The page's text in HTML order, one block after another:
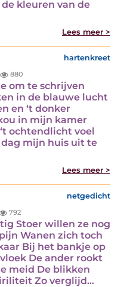
kleuren van de
Lees meer >
hartenkreet
880
om te schrijven
in de blauwe lucht
en ‘t donker
in mijn kamer
ochtendlicht voel
mijn huis uit te
Lees meer >
netgedicht
792
Stoer willen ze nog
Wanen zich toch
Bij het bankje op
De ander rookt
meid De blikken
Zo verglijd...